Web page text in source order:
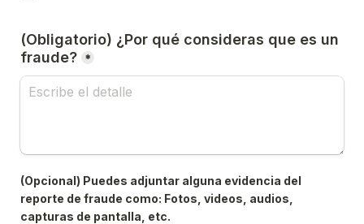
(Obligatorio) ¿Por qué consideras que es un
fraude? *
(Opcional) Puedes adjuntar alguna evidencia del
reporte de fraude como: Fotos, videos, audios,
capturas de pantalla, etc.